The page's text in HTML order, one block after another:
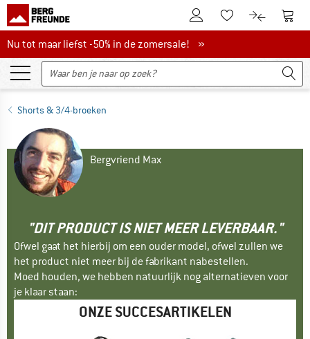
De klantenaccount
Naar deNaar de
Nu tot maar liefst -50% in de zomersale!
Nu tot maar liefst -50% in de zomersale! »
Shorts & 3/4-broeken
Bergvriend Max
"DIT PRODUCT IS NIET MEER LEVERBAAR."
Ofwel gaat het hierbij om een ouder model, ofwel zullen we
het product niet meer bij de fabrikant nabestellen.
Moed houden, we hebben natuurlijk nog alternatieven voor
je klaar staan:
ONZE SUCCESARTIKELEN